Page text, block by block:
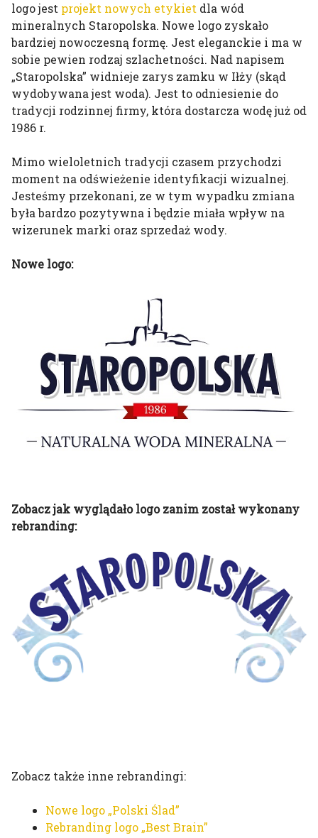
logo jest projekt nowych etykiet dla wód
mineralnych Staropolska. Nowe logo zyskało
bardziej nowoczesną formę. Jest eleganckie i ma w
sobie pewien rodzaj szlachetności. Nad napisem
„Staropolska” widnieje zarys zamku w Iłży (skąd
wydobywana jest woda). Jest to odniesienie do
tradycji rodzinnej firmy, która dostarcza wodę już od
1986 r.
Mimo wieloletnich tradycji czasem przychodzi
moment na odświeżenie identyfikacji wizualnej.
Jesteśmy przekonani, ze w tym wypadku zmiana
była bardzo pozytywna i będzie miała wpływ na
wizerunek marki oraz sprzedaż wody.
Nowe logo:
Zobacz jak wyglądało logo zanim został wykonany
rebranding:
Zobacz także inne rebrandingi:
Nowe logo „Polski Ślad”
Rebranding logo „Best Brain”